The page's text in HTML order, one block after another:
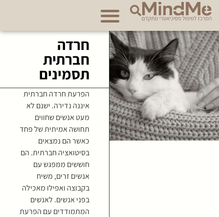
חרדה
חברתית
תסמינים
הפרעת חרדה חברתית
איננה נדירה. ישנם לא
מעט אנשים שחווים
תחושה אמיתית של פחד
כאשר הם נמצאים
בסיטואציה חברתית. הם
חוששים ממפגש עם
אנשים זרים, משיח
בקבוצה ואפילו מאכילה
בפני אנשים. לאנשים
המתמודדים עם הפרעת